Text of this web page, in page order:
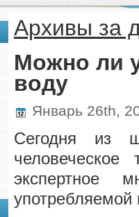
Архивы за
Можно ли
воду
Январь 26th,
Сегодня из
экспертное
употребляемой